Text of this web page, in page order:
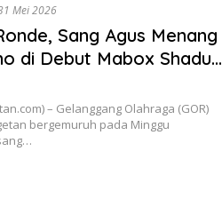
Mei 2026
Sang Agus Menang
di Debut Mabox Shaduk
– Gelanggang Olahraga (GOR)
bergemuruh pada Minggu